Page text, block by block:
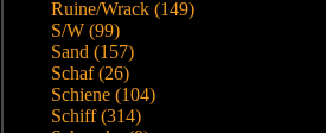
Ruine/Wrack (149)
S/W (99)
Sand (157)
Schaf (26)
Schiene (104)
Schiff (314)